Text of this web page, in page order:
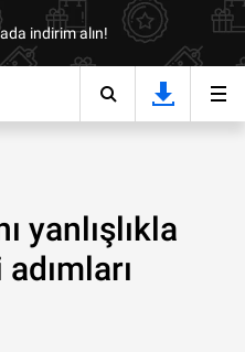
indirim alın!
yanlışlıkla